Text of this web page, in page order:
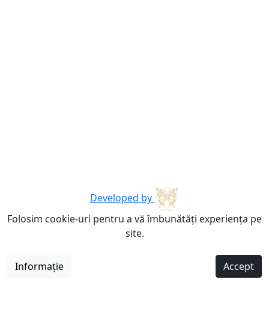
Developed by
Folosim cookie-uri pentru a vă îmbunătăți experiența pe
site.
Informație Accept